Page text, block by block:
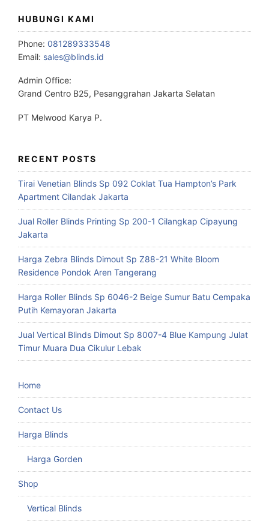
HUBUNGI KAMI
Phone: 081289333548
Email: sales@blinds.id
Admin Office:
Grand Centro B25, Pesanggrahan Jakarta Selatan
PT Melwood Karya P.
RECENT POSTS
Tirai Venetian Blinds Sp 092 Coklat Tua Hampton’s Park
Apartment Cilandak Jakarta
Jual Roller Blinds Printing Sp 200-1 Cilangkap Cipayung
Jakarta
Harga Zebra Blinds Dimout Sp Z88-21 White Bloom
Residence Pondok Aren Tangerang
Harga Roller Blinds Sp 6046-2 Beige Sumur Batu Cempaka
Putih Kemayoran Jakarta
Jual Vertical Blinds Dimout Sp 8007-4 Blue Kampung Julat
Timur Muara Dua Cikulur Lebak
Home
Contact Us
Harga Blinds
Harga Gorden
Shop
Vertical Blinds